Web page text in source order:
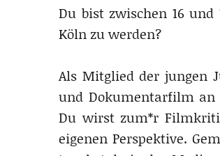
Du bist zwischen 16
Köln zu werden?
Als Mitglied der jungen
und Dokumentarfilm an
Du wirst zum*r
eigenen Perspektive.